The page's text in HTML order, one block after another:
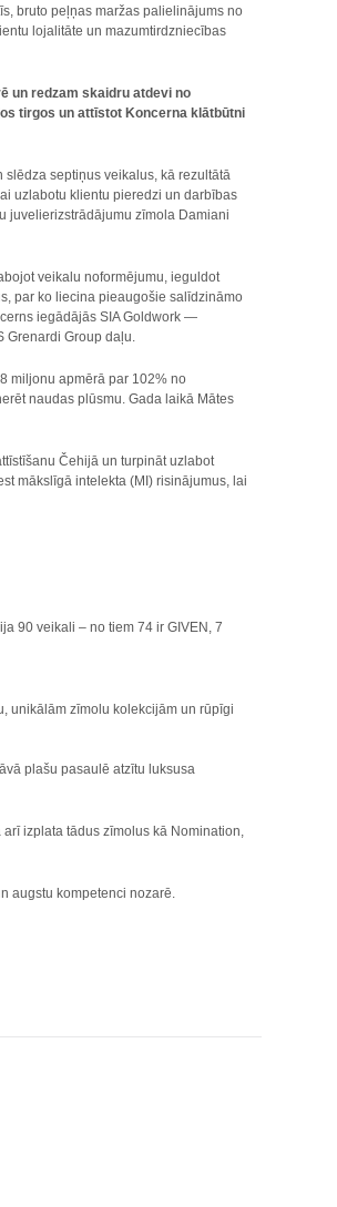
bruto peļņas maržas palielinājums no
lojalitāte un mazumtirdzniecības
un redzam skaidru atdevi no
tirgos un attīstot Koncerna klātbūtni
septiņus veikalus, kā rezultātā
uzlabotu klientu pieredzi un darbības
juvelierizstrādājumu zīmola Damiani
veikalu noformējumu, ieguldot
par ko liecina pieaugošie salīdzināmo
iegādājās SIA Goldwork —
Grenardi Group daļu.
miljonu apmērā par 102% no
naudas plūsmu. Gada laikā Mātes
Čehijā un turpināt uzlabot
mākslīgā intelekta (MI) risinājumus, lai
90 veikali – no tiem 74 ir GIVEN, 7
unikālām zīmolu kolekcijām un rūpīgi
plašu pasaulē atzītu luksusa
izplata tādus zīmolus kā Nomination,
augstu kompetenci nozarē.